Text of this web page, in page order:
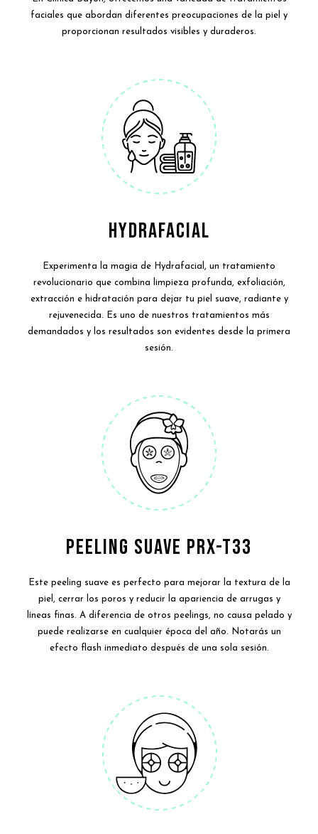
faciales que abordan diferentes preocupaciones de la piel y
proporcionan resultados visibles y duraderos.
HYDRAFACIAL
Experimenta la magia de Hydrafacial, un tratamiento
revolucionario que combina limpieza profunda, exfoliación,
extracción e hidratación para dejar tu piel suave, radiante y
rejuvenecida. Es uno de nuestros tratamientos más
demandados y los resultados son evidentes desde la primera
sesión.
PEELING SUAVE PRX-T33
Este peeling suave es perfecto para mejorar la textura de la
piel, cerrar los poros y reducir la apariencia de arrugas y
líneas finas. A diferencia de otros peelings, no causa pelado y
puede realizarse en cualquier época del año. Notarás un
efecto flash inmediato después de una sola sesión.